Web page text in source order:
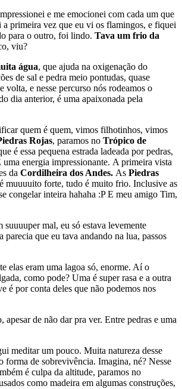
e me emocionei com cada um que
a primeira vez que eu vi os flamingos, e fiquei
para o outro, foi lindo. Tava um frio da
viu?
água, que ajuda na oxigenação do
de sal e pedra meio pontudas, quase
e nesse percurso nós rodeamos o
dia anterior, é uma apaixonada pela
quem é quem, vimos filhotinhos, vimos
Rojas, paramos no Trópico de
é essa pequena estrada ladeada por pedras,
energia impressionante. A primeira vista
da Cordilheira dos Andes. As Piedras
muuuuito forte, tudo é muito frio. Inclusive as
congelar inteira hahaha :P E meu amigo Tim,
mal, eu só estava levemente
que eu tava andando na lua, passos
elas eram uma lagoa só, enorme. Aí o
como pode? Uma é super rasa e a outra
é por conta deles que não podemos nos
de não dar pra ver. Entre pedras e uma
meditar um pouco. Muita natureza desse
forma de sobrevivência. Imagina, né? Nesse
é culpa da altitude, paramos no
como madeira em algumas construções,